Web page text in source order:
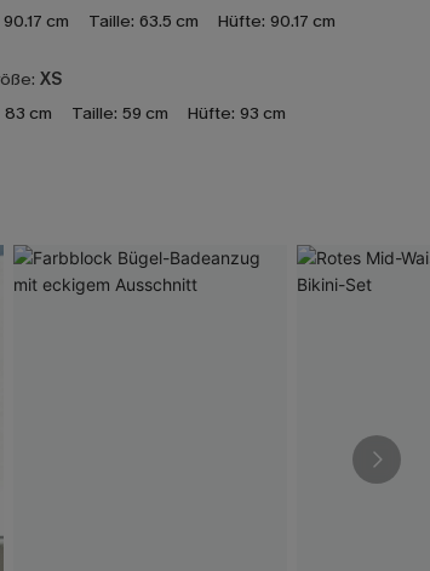
90.17 cm Taille: 63.5 cm Hüfte: 90.17 cm
XS
83 cm Taille: 59 cm Hüfte: 93 cm